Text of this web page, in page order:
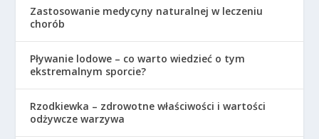
Zastosowanie medycyny naturalnej w leczeniu
chorób
Pływanie lodowe – co warto wiedzieć o tym
ekstremalnym sporcie?
Rzodkiewka – zdrowotne właściwości i wartości
odżywcze warzywa